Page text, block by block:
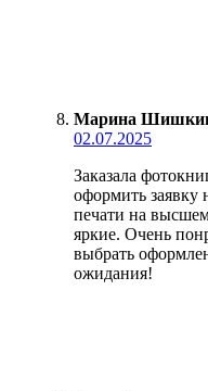
Марина
02.07.2025
Заказала
оформить заявку
печати на
яркие. Очень
выбрать
ожидания!